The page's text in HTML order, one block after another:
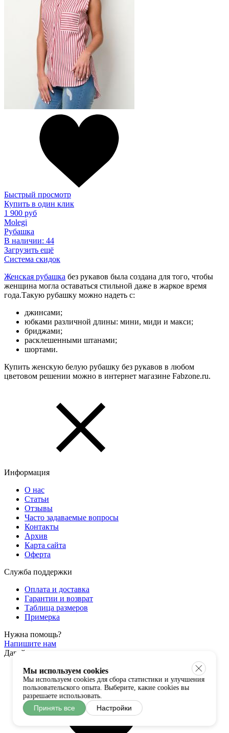
Быстрый просмотр
Купить в один клик
1 900 руб
Molegi
Рубашка
В наличии: 44
Загрузить ещё
Система скидок
Женская рубашка без рукавов была создана для того, чтобы
женщина могла оставаться стильной даже в жаркое время
года.Такую рубашку можно надеть с:
джинсами;
юбками различной длины: мини, миди и макси;
бриджами;
расклешенными штанами;
шортами.
Купить женскую белую рубашку без рукавов в любом
цветовом решении можно в интернет магазине Fabzone.ru.
Информация
О нас
Статьи
Отзывы
Часто задаваемые вопросы
Контакты
Архив
Карта сайта
Оферта
Служба поддержки
Оплата и доставка
Гарантии и возврат
Таблица размеров
Примерка
Нужна помощь?
Напишите нам
Давайте дружить
Мы используем cookies
Мы используем cookies для сбора статистики и улучшения
пользовательского опыта. Выберите, какие cookies вы
разрешаете использовать.
Принять все Настройки